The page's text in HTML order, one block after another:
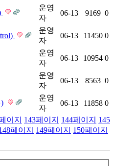
운영
자
06-13 9169 0
운영
자
06-13 11450 0
운영
자
06-13 10954 0
운영
자
06-13 8563 0
운영
자
06-13 11858 0
이지 143페이지 144페이지
145
페이지 149페이지 150페이지